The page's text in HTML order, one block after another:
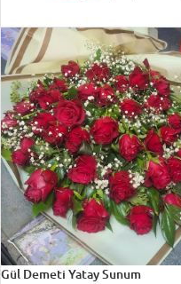
Gül Demeti Yatay Sunum